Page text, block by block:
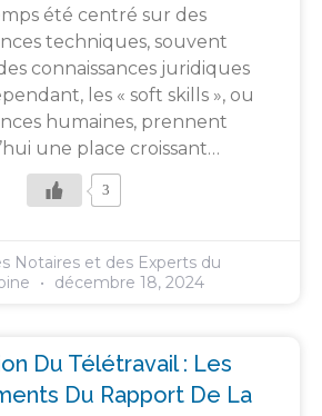
été centré sur des
techniques, souvent
connaissances juridiques
les « soft skills », ou
humaines, prennent
une place croissant…
3
Notaires et des Experts du
décembre 18, 2024
Du Télétravail : Les
Du Rapport De La